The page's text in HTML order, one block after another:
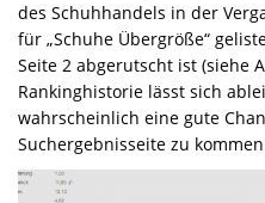
des Schuhhandels in der
für „Schuhe Übergröße“
Seite 2 abgerutscht ist (siehe
Rankinghistorie lässt sich
wahrscheinlich eine gute
Suchergebnisseite zu